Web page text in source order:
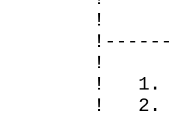
! 1.
!